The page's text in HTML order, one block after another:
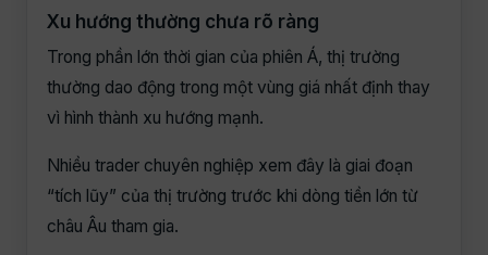
Xu hướng thường chưa rõ ràng
Trong phần lớn thời gian của phiên Á, thị trường
thường dao động trong một vùng giá nhất định thay
vì hình thành xu hướng mạnh.
Nhiều trader chuyên nghiệp xem đây là giai đoạn
“tích lũy” của thị trường trước khi dòng tiền lớn từ
châu Âu tham gia.